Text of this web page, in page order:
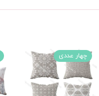
چهار عددی